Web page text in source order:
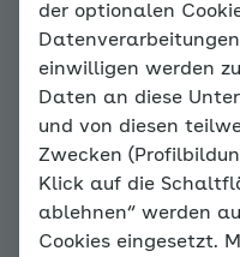
Lehrer
der optionalen
einwilligen werden
Daten an diese
und von diesen
Zwecken
Klick auf die
ablehnen“ werden
Cookies eingesetzt.